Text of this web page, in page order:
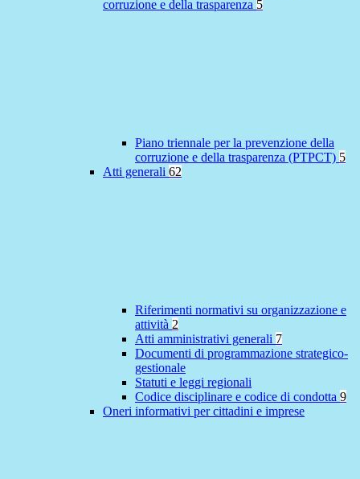
corruzione e della trasparenza 5
Piano triennale per la prevenzione della
corruzione e della trasparenza (PTPCT) 5
Atti generali 62
Riferimenti normativi su organizzazione e
attività 2
Atti amministrativi generali 7
Documenti di programmazione strategico-
gestionale
Statuti e leggi regionali
Codice disciplinare e codice di condotta 9
Oneri informativi per cittadini e imprese